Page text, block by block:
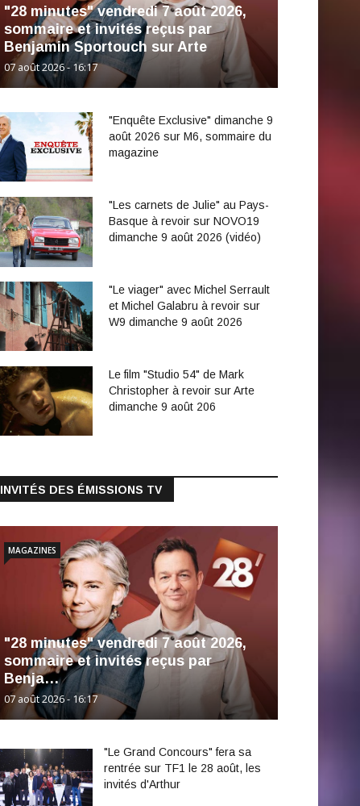
"28 minutes" vendredi 7 août 2026,
sommaire et invités reçus par
Benjamin Sportouch sur Arte
07 août 2026 - 16:17
"Enquête Exclusive" dimanche 9
août 2026 sur M6, sommaire du
magazine
"Les carnets de Julie" au Pays-
Basque à revoir sur NOVO19
dimanche 9 août 2026 (vidéo)
"Le viager" avec Michel Serrault
et Michel Galabru à revoir sur
W9 dimanche 9 août 2026
Le film "Studio 54" de Mark
Christopher à revoir sur Arte
dimanche 9 août 206
INVITÉS DES ÉMISSIONS TV
"28 minutes" vendredi 7 août 2026,
sommaire et invités reçus par
Benja…
07 août 2026 - 16:17
MAGAZINES
"Le Grand Concours" fera sa
rentrée sur TF1 le 28 août, les
invités d'Arthur